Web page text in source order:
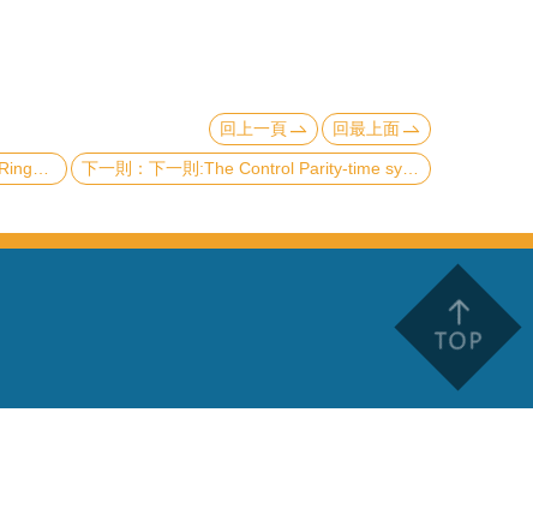
回上一頁
回最上面
Limit 下一則:The Control Parity-time symmetry in PtTe2-based Josephson junctions